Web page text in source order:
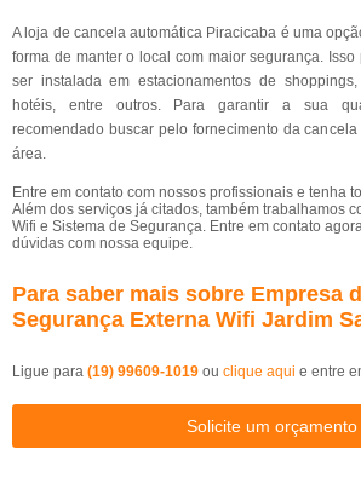
A loja de cancela automática Piracicaba é uma
forma de manter o local com maior segurança.
ser instalada em estacionamentos de
hotéis, entre outros. Para garantir a sua
recomendado buscar pelo fornecimento da
área.
Entre em contato com nossos profissionais e tenha
Além dos serviços já citados, também trabalhamos
Wifi e Sistema de Segurança. Entre em contato
dúvidas com nossa equipe.
Para saber mais sobre Empresa
Segurança Externa Wifi Jardim
Ligue para (19) 99609-1019 ou clique aqui e entre
Solicite um orçamento